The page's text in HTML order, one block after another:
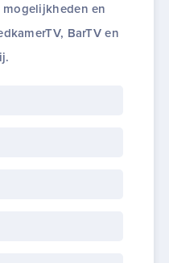
en
BarTV en